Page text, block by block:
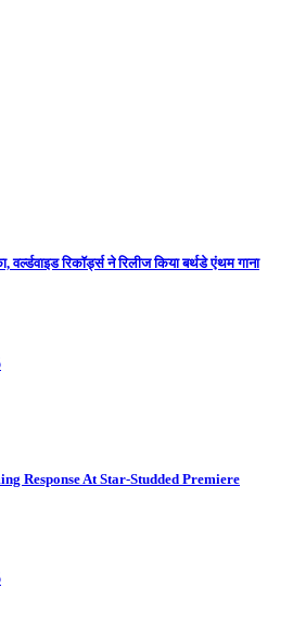
वर्ल्डवाइड रिकॉर्ड्स ने रिलीज किया बर्थडे एंथम गाना
Response At Star-Studded Premiere